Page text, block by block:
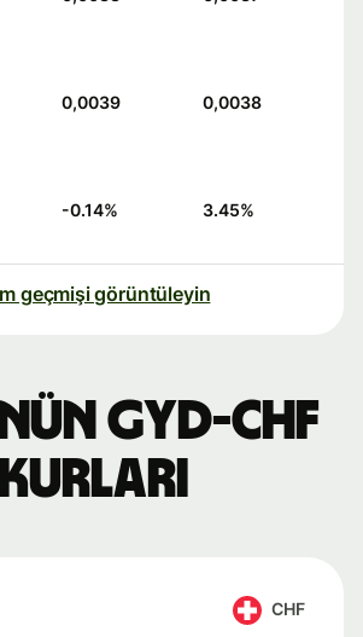
0,0039 0,0038
-0.14% 3.45%
geçmişi görüntüleyin
GYD-CHF
kurları
CHF